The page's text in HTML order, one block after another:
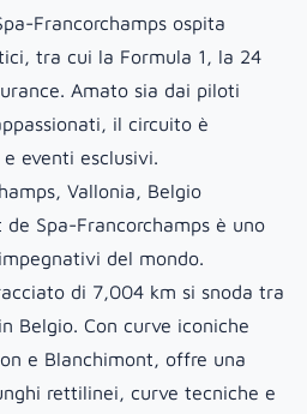
Francorchamps ospita
tra cui la Formula 1, la 24
Amato sia dai piloti
il circuito è
eventi esclusivi.
Vallonia, Belgio
de Spa-Francorchamps è uno
del mondo.
di 7,004 km si snoda tra
Belgio. Con curve iconiche
e Blanchimont, offre una
rettilinei, curve tecniche e